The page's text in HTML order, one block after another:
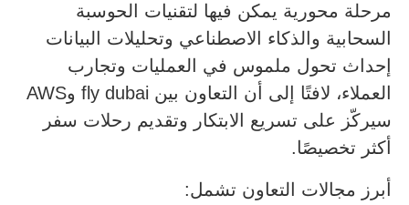
مرحلة محورية يمكن فيها لتقنيات الحوسبة
السحابية والذكاء الاصطناعي وتحليلات البيانات
إحداث تحول ملموس في العمليات وتجارب
العملاء، لافتًا إلى أن التعاون بين fly dubai وAWS
سيركّز على تسريع الابتكار وتقديم رحلات سفر
أكثر تخصيصًا.
أبرز مجالات التعاون تشمل: